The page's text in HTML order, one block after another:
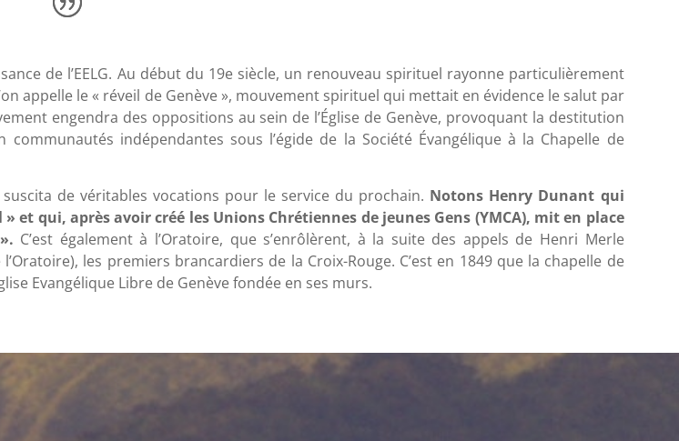
de l’EELG. Au début du 19e siècle, un renouveau spirituel rayonne particulièrement
appelle le « réveil de Genève », mouvement spirituel qui mettait en évidence le salut par
engendra des oppositions au sein de l’Église de Genève, provoquant la destitution
indépendantes sous l’égide de la Société Évangélique à la Chapelle de
de véritables vocations pour le service du prochain. Notons Henry Dunant qui
et qui, après avoir créé les Unions Chrétiennes de jeunes Gens (YMCA), mit en place
C’est également à l’Oratoire, que s’enrôlèrent, à la suite des appels de Henri Merle
les premiers brancardiers de la Croix-Rouge. C’est en 1849 que la chapelle de
Evangélique Libre de Genève fondée en ses murs.